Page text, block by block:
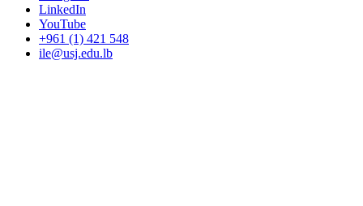
LinkedIn
YouTube
+961 (1) 421 548
ile@usj.edu.lb